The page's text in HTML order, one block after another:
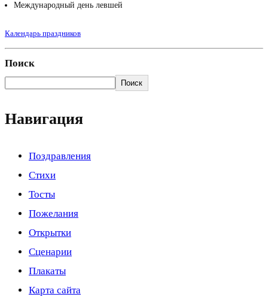
Международный день левшей
Календарь праздников
Поиск
Поиск
Навигация
Поздравления
Стихи
Тосты
Пожелания
Открытки
Сценарии
Плакаты
Карта сайта